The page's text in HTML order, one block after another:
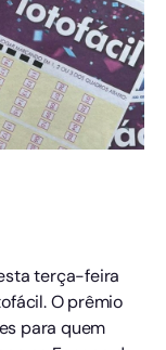
terça-feira
O prêmio
para quem